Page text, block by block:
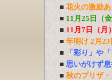
■ 花火の激励
■ 11月25日（
■ 11月7日（月
■ 年明け 2月23
■ 「彩り」や
■ 思いがけず
■ 秋のプリザ